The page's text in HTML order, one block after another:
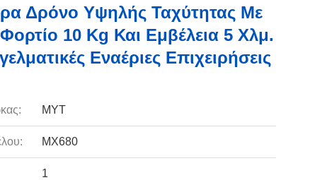
Δρόνο Υψηλής Ταχύτητας Με
10 Kg Και Εμβέλεια 5 Χλμ.
Εναέριες Επιχειρήσεις
MYT
MX680
1